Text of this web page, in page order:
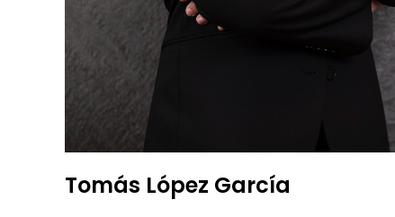
Tomás López García